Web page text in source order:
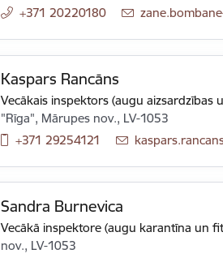
+371 20220180
E-pasts:
Kaspars Rancāns
Vecākais inspektors (augu aizsardzības
"Rīga", Mārupes nov., LV-1053
+371 29254121
E-pasts:
Sandra Burnevica
Vecākā inspektore (augu karantīna un
nov., LV-1053